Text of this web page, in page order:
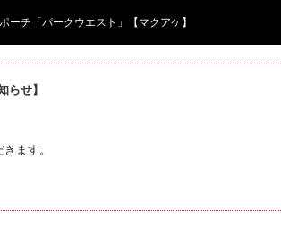
ーチ「パークウエスト」【マクアケ】
らせ】
ます。